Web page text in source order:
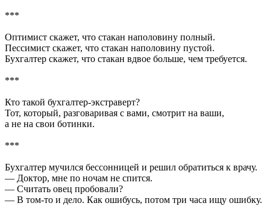
***
Оптимист скажет, что стакан наполовину полный.
Пессимист скажет, что стакан наполовину пустой.
Бухгалтер скажет, что стакан вдвое больше, чем требуется.
***
Кто такой бухгалтер-экстраверт?
Тот, который, разговаривая с вами, смотрит на ваши,
а не на свои ботинки.
***
Бухгалтер мучился бессонницей и решил обратиться к врачу.
— Доктор, мне по ночам не спится.
— Считать овец пробовали?
— В том-то и дело. Как ошибусь, потом три часа ищу ошибку.